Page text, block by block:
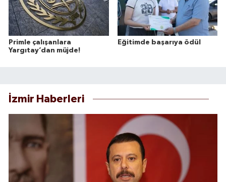
Primle çalışanlara
Yargıtay’dan müjde!
Eğitimde başarıya ödül
İzmir Haberleri